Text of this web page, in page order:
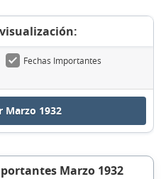
Fechas Importantes
1932
Marzo 1932